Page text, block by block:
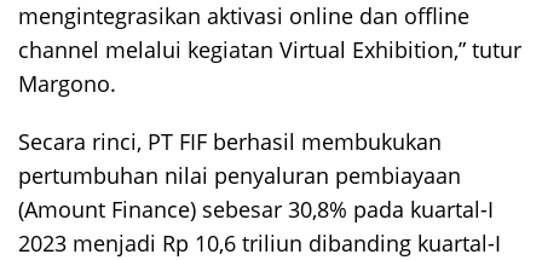
mengintegrasikan aktivasi online dan offline
channel melalui kegiatan Virtual Exhibition,” tutur
Margono.
Secara rinci, PT FIF berhasil membukukan
pertumbuhan nilai penyaluran pembiayaan
(Amount Finance) sebesar 30,8% pada kuartal-I
2023 menjadi Rp 10,6 triliun dibanding kuartal-I